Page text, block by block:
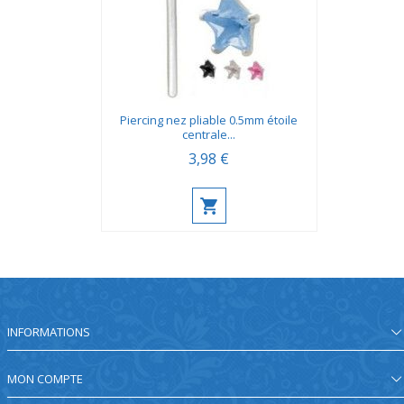
Piercing nez pliable 0.5mm étoile
centrale...
3,98 €
INFORMATIONS
MON COMPTE